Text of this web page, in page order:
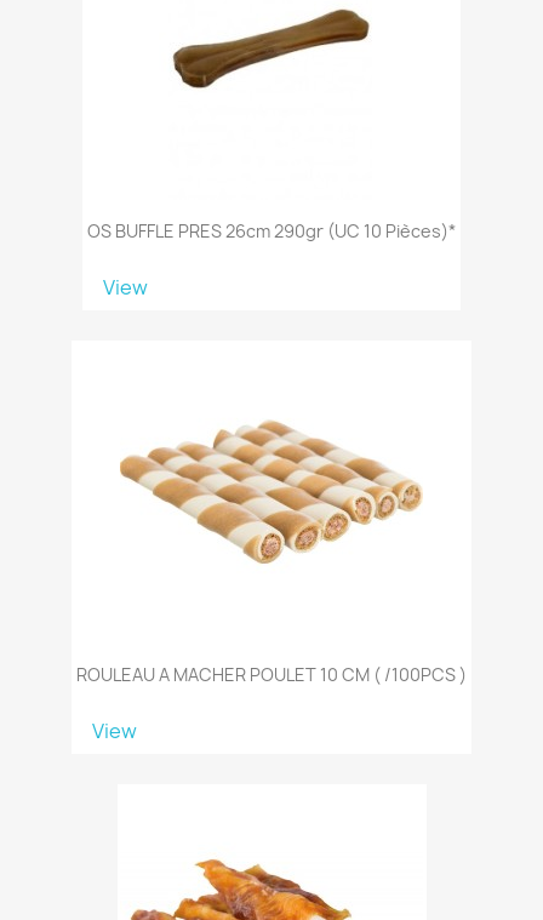
OS BUFFLE PRES 26cm 290gr (UC 10 Pièces)*
View
ROULEAU A MACHER POULET 10 CM ( /100PCS )
View